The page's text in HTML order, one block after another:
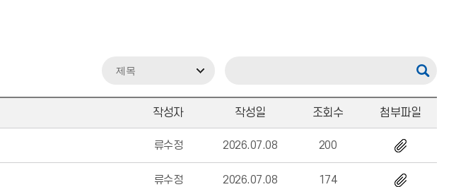
작성자 작성일 조회수 첨부파일
류수정 2026.07.08 200
류수정 2026.07.08 174